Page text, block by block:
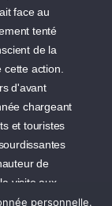
face au
tenté
de la
action.
d'avant
chargeant
et touristes
de
visite aux
brûlure et
personnelle.